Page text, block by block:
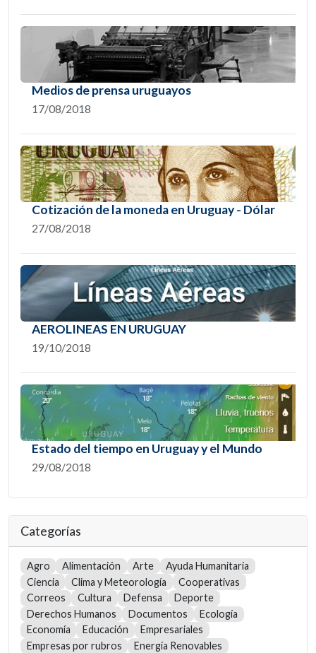
Medios de prensa uruguayos
17/08/2018
Cotización de la moneda en Uruguay - Dólar
27/08/2018
AEROLINEAS EN URUGUAY
19/10/2018
Estado del tiempo en Uruguay y el Mundo
29/08/2018
Categorías
Agro Alimentación Arte
Ayuda Humanitaria
Ciencia
Clima y Meteorología
Cooperativas
Correos
Cultura Defensa
Deporte
Derechos Humanos
Documentos
Ecología
Economía
Educación
Empresariales
Empresas por rubros
Energía Renovables